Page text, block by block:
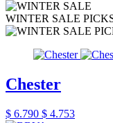
WINTER SALE
Chester
$ 6.790 $ 4.753